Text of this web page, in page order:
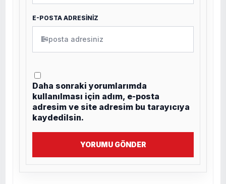
E-POSTA ADRESİNİZ
✉
Daha sonraki yorumlarımda
kullanılması için adım, e-posta
adresim ve site adresim bu tarayıcıya
kaydedilsin.
YORUMU GÖNDER